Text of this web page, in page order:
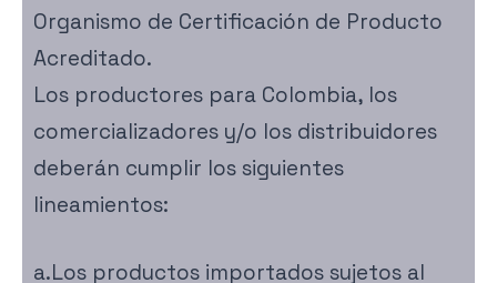
Organismo de Certificación de Producto
Acreditado.
Los productores para Colombia, los
comercializadores y/o los distribuidores
deberán cumplir los siguientes
lineamientos:
a.Los productos importados sujetos al